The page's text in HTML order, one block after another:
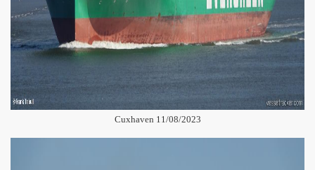
Cuxhaven 11/08/2023